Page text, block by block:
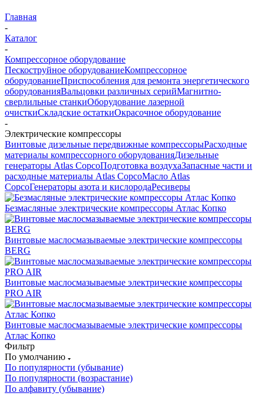
Главная
-
Каталог
-
Компрессорное оборудование
Пескоструйное оборудованиеКомпрессорное
оборудованиеПриспособления для ремонта энергетического
оборудованияВальцовки различных серийМагнитно-
сверлильные станкиОборудование лазерной
очисткиСкладские остаткиОкрасочное оборудование
-
Электрические компрессоры
Винтовые дизельные передвижные компрессорыРасходные
материалы компрессорного оборудованияДизельные
генераторы Atlas CopcoПодготовка воздухаЗапасные части и
расходные материалы Atlas CopcoМасло Atlas
CopcoГенераторы азота и кислородаРесиверы
Безмасляные электрические компрессоры Атлас Копко
Винтовые маслосмазываемые электрические компрессоры
BERG
Винтовые маслосмазываемые электрические компрессоры
PRO AIR
Винтовые маслосмазываемые электрические компрессоры
Атлас Копко
Фильтр
По умолчанию
По популярности (убывание)
По популярности (возрастание)
По алфавиту (убывание)